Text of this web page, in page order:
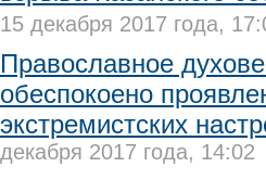
15 декабря 2017 года,
Православное
обеспокоено
экстремистских
декабря 2017 года, 14:02